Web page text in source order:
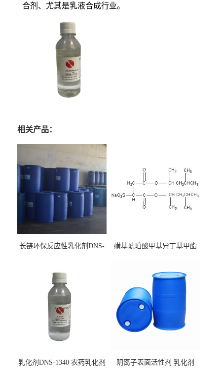
合剂、尤其是乳液合成行业。
相关产品：
长链环保反应性乳化剂DNS-
磺基琥珀酸甲基异丁基甲酯
乳化剂DNS-1340 农药乳化剂
阴离子表面活性剂 乳化剂